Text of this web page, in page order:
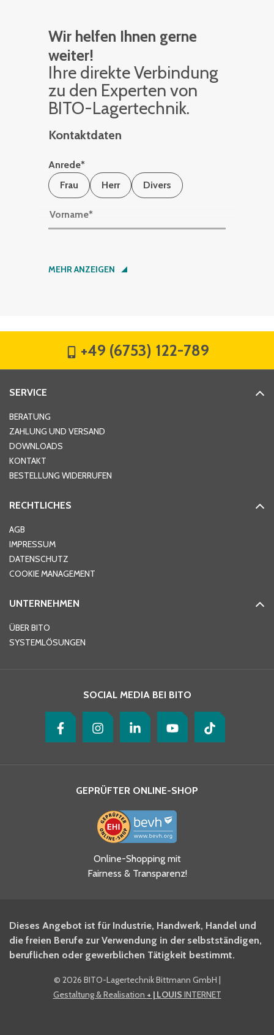
Wir helfen Ihnen gerne
weiter!
Ihre di­rek­te Ver­bin­dung
zu den Ex­per­ten von
BITO-La­ger­tech­nik.
Kontaktdaten
Anrede*
Frau
Herr Divers
Vorname*
Nachname*
Hausnummer
Ort*
Telefon
Ja, ich habe die
Datenschutzhinweise gelesen
und akzeptiere diese.
BITO Newsletter Fachwissen
Intralogistiker anmelden.
Ja, ich möchte mich für den
BITO Shop-Newsletter
MEHR ANZEIGEN
+49 (6753) 122-789
SERVICE
BERATUNG
ZAHLUNG UND VERSAND
DOWNLOADS
KONTAKT
BESTELLUNG WIDERRUFEN
RECHTLICHES
AGB
IMPRESSUM
DATENSCHUTZ
COOKIE MANAGEMENT
UNTERNEHMEN
ÜBER BITO
SYSTEMLÖSUNGEN
SOCIAL MEDIA BEI BITO
GEPRÜFTER ONLINE-SHOP
Online-Shopping mit
Fairness & Transparenz!
Dieses Angebot ist für Industrie, Handwerk, Handel und
die freien Berufe zur Verwendung in der selbstständigen,
beruflichen oder gewerblichen Tätigkeit bestimmt.
© 2026 BITO-Lagertechnik Bittmann GmbH |
Gestaltung & Realisation + | LOUIS INTERNET